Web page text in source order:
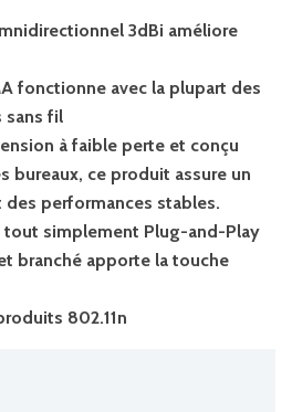
3dBi améliore
fonctionne avec la plupart des
sans fil
à faible perte et conçu
bureaux, ce produit assure un
performances stables.
tout simplement Plug-and-Play
branché apporte la touche
802.11n